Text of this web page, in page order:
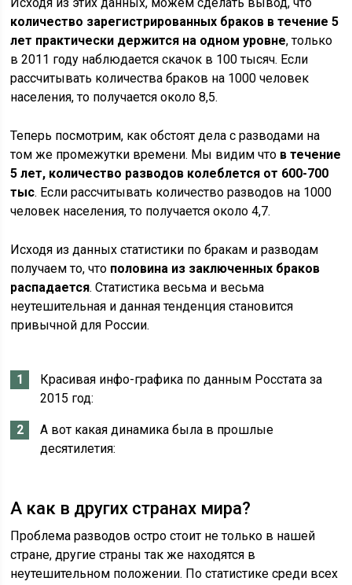
количество зарегистрированных браков в течение 5
лет практически держится на одном уровне, только
в 2011 году наблюдается скачок в 100 тысяч. Если
рассчитывать количества браков на 1000 человек
населения, то получается около 8,5.
Теперь посмотрим, как обстоят дела с разводами на
том же промежутки времени. Мы видим что в течение
5 лет, количество разводов колеблется от 600-700
тыс. Если рассчитывать количество разводов на 1000
человек населения, то получается около 4,7.
Исходя из данных статистики по бракам и разводам
получаем то, что половина из заключенных браков
распадается. Статистика весьма и весьма
неутешительная и данная тенденция становится
привычной для России.
Красивая инфо-графика по данным Росстата за
2015 год:
А вот какая динамика была в прошлые
десятилетия:
А как в других странах мира?
Проблема разводов остро стоит не только в нашей
стране, другие страны так же находятся в
неутешительном положении. По статистике среди всех